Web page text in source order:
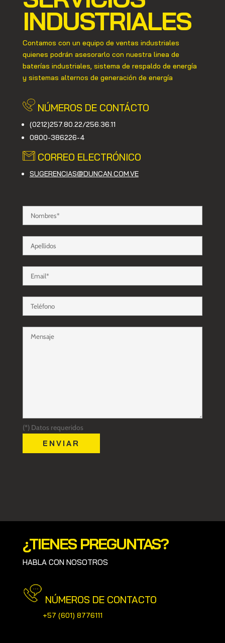
INDUSTRIALES
Contamos con un equipo de ventas industriales
quienes podrán asesorarlo con nuestra linea de
baterías industriales, sistema de respaldo de energía
y sistemas alternos de generación de energía
NÚMEROS DE CONTÁCTO
(0212)257.80.22/256.36.11
0800-386226-4
CORREO ELECTRÓNICO
SUGERENCIAS@DUNCAN.COM.VE
(*) Datos requeridos
¿TIENES PREGUNTAS?
HABLA CON NOSOTROS
NÚMEROS DE CONTACTO
+57 (601) 8776111